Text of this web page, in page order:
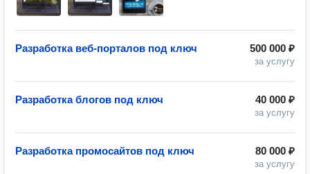
500 000 ₽
за услугу
Разработка веб-порталов под ключ
40 000 ₽
за услугу
Разработка блогов под ключ
80 000 ₽
за услугу
Разработка промосайтов под ключ